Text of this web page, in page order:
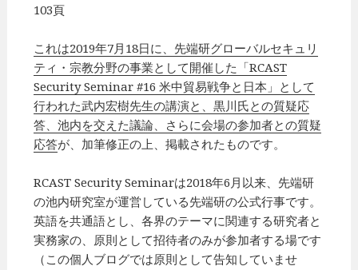
103頁
これは2019年7月18日に、先端研グローバルセキュリ
ティ・宗教分野の事業として開催した「RCAST
Security Seminar #16 米中貿易戦争と日本」として
行われた武内宏樹先生の講演と、黒川氏との質疑応
答、池内を交えた議論、さらに会場の参加者との質疑
応答が、加筆修正の上、掲載されたものです。
RCAST Security Seminarは2018年6月以来、先端研
の池内研究室が運営している先端研の公式行事です。
英語を共通語とし、各界のテーマに関連する研究者と
実務家の、原則として招待者のみが参加者する場です
（この個人ブログでは原則として告知していませ